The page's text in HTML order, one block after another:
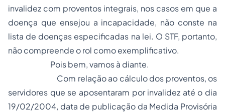
invalidez com proventos integrais, nos casos em que a
doença que ensejou a incapacidade, não conste na
lista de doenças especificadas na lei. O STF, portanto,
não compreende o rol como exemplificativo.
Pois bem, vamos à diante.
Com relação ao cálculo dos proventos, os
servidores que se aposentaram por invalidez até o dia
19/02/2004, data de publicação da Medida Provisória